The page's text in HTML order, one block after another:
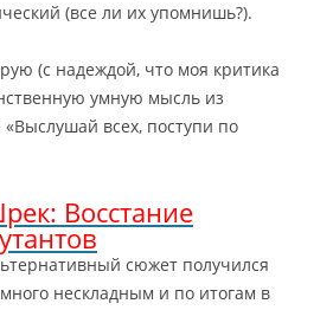
(все ли их упомнишь?).
(с надеждой, что моя критика
умную мысль из
всех, поступи по
Восстание
сюжет получился
нескладным и по итогам в